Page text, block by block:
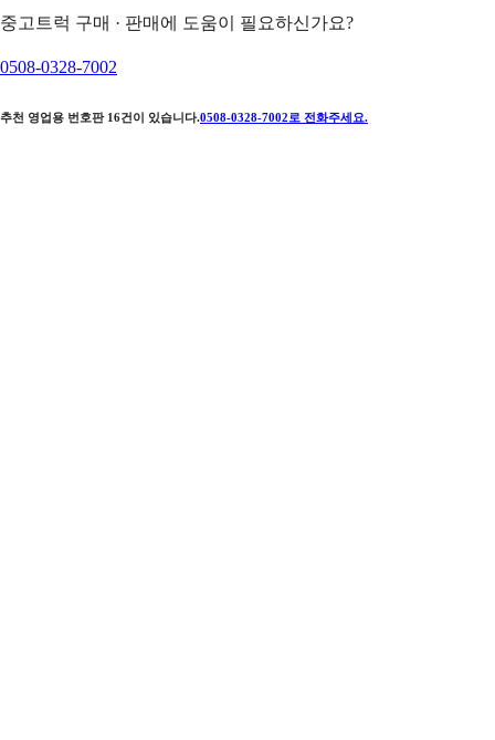
중고트럭 구매 · 판매에 도움이 필요하신가요?
0508-0328-7002
추천 영업용 번호판 16건이 있습니다.0508-0328-7002 로 전화주세요.